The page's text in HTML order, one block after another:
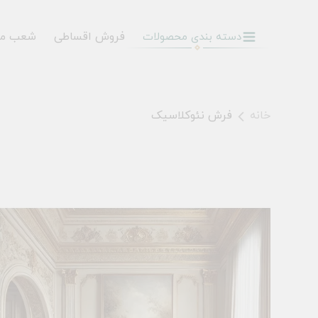
دسته بندی محصولات فروش اقساطی شعب
خانه فرش نئوکلاسیک